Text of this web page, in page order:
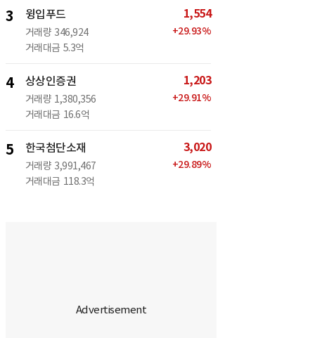
3 윙입푸드
거래량 346,924
거래대금 5.3억
1,554
+29.93%
4 상상인증권
거래량 1,380,356
거래대금 16.6억
1,203
+29.91%
5 한국첨단소재
거래량 3,991,467
거래대금 118.3억
3,020
+29.89%